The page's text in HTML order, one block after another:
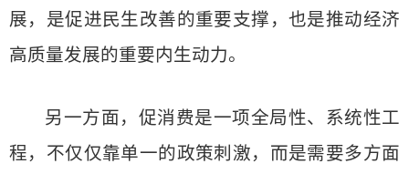
展，是促进民生改善的重要支撑，也是推动经济
高质量发展的重要内生动力。
另一方面，促消费是一项全局性、系统性工
程，不仅仅靠单一的政策刺激，而是需要多方面